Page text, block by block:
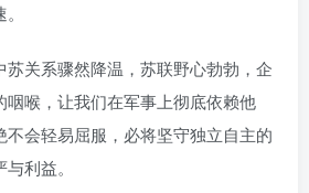
关系骤然降温，苏联野心勃勃，企
咽喉，让我们在军事上彻底依赖他
会轻易屈服，必将坚守独立自主的
利益。